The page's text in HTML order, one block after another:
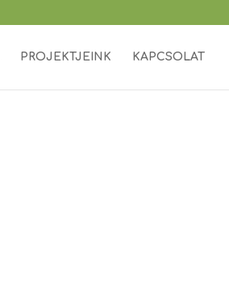
PROJEKTJEINK KAPCSOLAT